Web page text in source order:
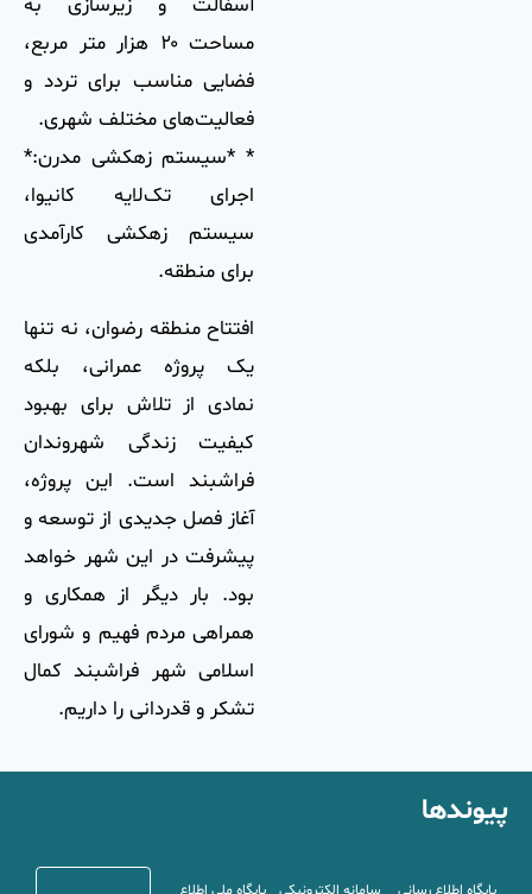
مساحت ۲۰ هزار متر مربع،
فضایی مناسب برای تردد و
فعالیت‌های مختلف شهری.
* *سیستم زهکشی مدرن:*
اجرای تک‌لایه کانیوا،
سیستم زهکشی کارآمدی
برای منطقه.
افتتاح منطقه رضوان، نه تنها
یک پروژه عمرانی، بلکه
نمادی از تلاش برای بهبود
کیفیت زندگی شهروندان
فراشبند است. این پروژه،
آغاز فصل جدیدی از توسعه و
پیشرفت در این شهر خواهد
بود. بار دیگر از همکاری و
همراهی مردم فهیم و شورای
اسلامی شهر فراشبند کمال
تشکر و قدردانی را داریم.
پیوندها